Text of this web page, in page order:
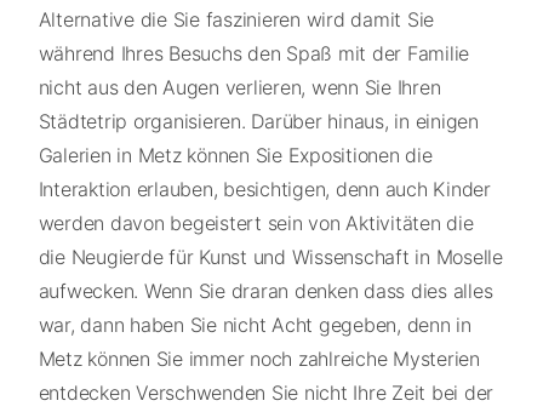
Alternative die Sie faszinieren wird damit Sie
während Ihres Besuchs den Spaß mit der Familie
nicht aus den Augen verlieren, wenn Sie Ihren
Städtetrip organisieren. Darüber hinaus, in einigen
Galerien in Metz können Sie Expositionen die
Interaktion erlauben, besichtigen, denn auch Kinder
werden davon begeistert sein von Aktivitäten die
die Neugierde für Kunst und Wissenschaft in Moselle
aufwecken. Wenn Sie draran denken dass dies alles
war, dann haben Sie nicht Acht gegeben, denn in
Metz können Sie immer noch zahlreiche Mysterien
entdecken Verschwenden Sie nicht Ihre Zeit bei der